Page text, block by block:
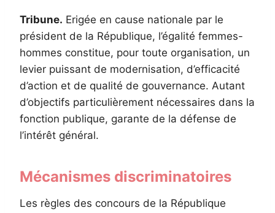
Tribune. Erigée en cause nationale par le
président de la République, l’égalité femmes-
hommes constitue, pour toute organisation, un
levier puissant de modernisation, d’efficacité
d’action et de qualité de gouvernance. Autant
d’objectifs particulièrement nécessaires dans la
fonction publique, garante de la défense de
l’intérêt général.
Mécanismes discriminatoires
Les règles des concours de la République